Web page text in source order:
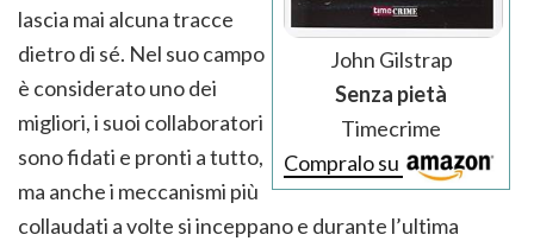
John Gilstrap
Senza pietà
Timecrime
Compralo su
lascia mai alcuna tracce
dietro di sé. Nel suo campo
è considerato uno dei
migliori, i suoi collaboratori
sono fidati e pronti a tutto,
ma anche i meccanismi più
collaudati a volte si inceppano e durante l’ultima